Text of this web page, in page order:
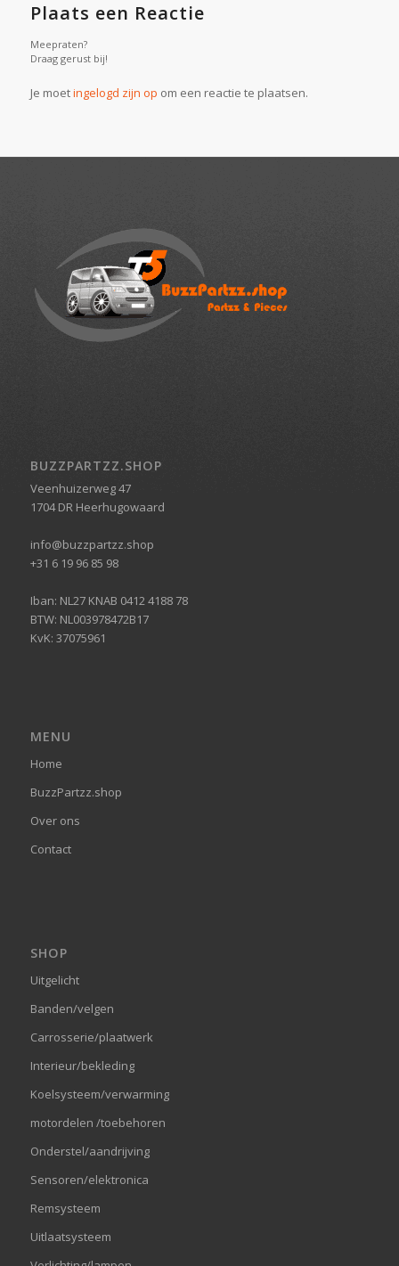
Plaats een Reactie
Meepraten?
Draag gerust bij!
Je moetingelogd zijn op om een reactie te plaatsen.
BUZZPARTZZ.SHOP
Veenhuizerweg 47
1704 DR Heerhugowaard
info@buzzpartzz.shop
+31 6 19 96 85 98
Iban: NL27 KNAB 0412 4188 78
BTW: NL003978472B17
KvK: 37075961
MENU
Home
BuzzPartzz.shop
Over ons
Contact
SHOP
Uitgelicht
Banden/velgen
Carrosserie/plaatwerk
Interieur/bekleding
Koelsysteem/verwarming
motordelen /toebehoren
Onderstel/aandrijving
Sensoren/elektronica
Remsysteem
Uitlaatsysteem